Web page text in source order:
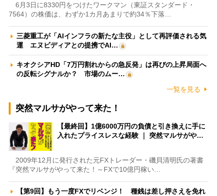
6月3日に8330円をつけたワークマン（東証スタンダード・
7564）の株価は、わずか1カ月あまりで約34％下落…
三菱重工が「AIインフラの新たな主役」として再評価される気
運 エヌビディアとの提携でAI…
キオクシアHD「7万円割れからの急反発」は再びの上昇局面へ
の反転シグナルか？ 市場のムー…
一覧を見る
突然マルサがやって来た！
【最終回】1億6000万円の負債と引き換えに手に
入れたプライスレスな経験 ｜ 突然マルサがや…
2009年12月に発行された元FXトレーダー・磯貝清明氏の著書
『突然マルサがやって来た！～FXで10億円稼い…
【第9回】もう一度FXでリベンジ！ 種銭は差し押さえを免れ